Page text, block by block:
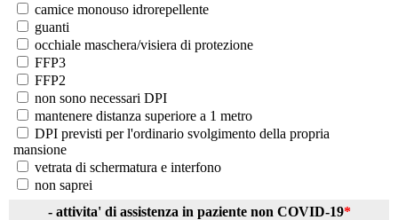
camice monouso idrorepellente
guanti
occhiale maschera/visiera di protezione
FFP3
FFP2
non sono necessari DPI
mantenere distanza superiore a 1 metro
DPI previsti per l'ordinario svolgimento della propria
mansione
vetrata di schermatura e interfono
non saprei
- attivita' di assistenza in paziente non COVID-19*